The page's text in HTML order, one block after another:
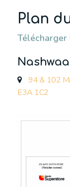
Plan
Télécharger
94 & 102
E3A 1C2